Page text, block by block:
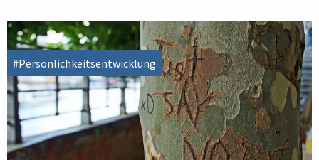
#Persönlichkeitsentwicklung